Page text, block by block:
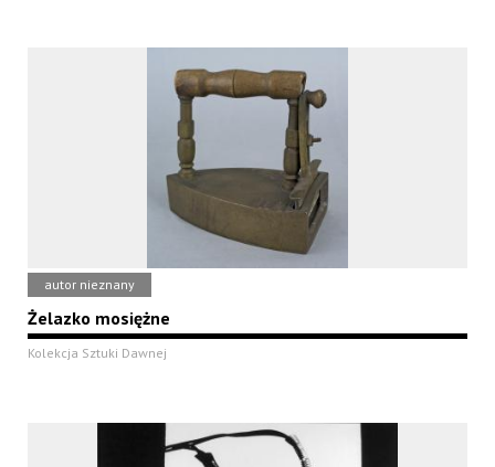
autor nieznany
Żelazko mosiężne
Kolekcja Sztuki Dawnej